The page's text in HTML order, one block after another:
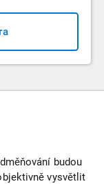
budou
vysvětlit